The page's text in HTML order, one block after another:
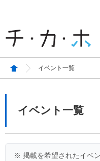
イベント一覧
イベント一覧
※ 掲載を希望されたイベ